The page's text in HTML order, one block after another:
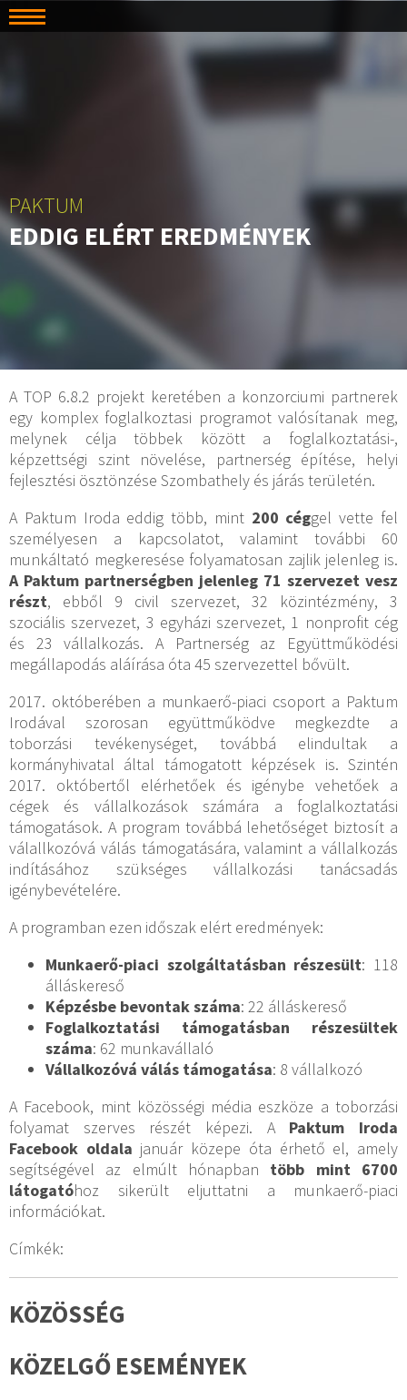
PAKTUM
EDDIG ELÉRT EREDMÉNYEK
A TOP 6.8.2 projekt keretében a konzorciumi partnerek
egy komplex foglalkoztasi programot valósítanak meg,
melynek célja többek között a foglalkoztatási-,
képzettségi szint növelése, partnerség építése, helyi
fejlesztési ösztönzése Szombathely és járás területén.
A Paktum Iroda eddig több, mint 200 céggel vette fel
személyesen a kapcsolatot, valamint további 60
munkáltató megkeresése folyamatosan zajlik jelenleg is.
A Paktum partnerségben jelenleg 71 szervezet vesz
részt, ebből 9 civil szervezet, 32 közintézmény, 3
szociális szervezet, 3 egyházi szervezet, 1 nonprofit cég
és 23 vállalkozás. A Partnerség az Együttműködési
megállapodás aláírása óta 45 szervezettel bővült.
2017. októberében a munkaerő-piaci csoport a Paktum
Irodával szorosan együttműködve megkezdte a
toborzási tevékenységet, továbbá elindultak a
kormányhivatal által támogatott képzések is. Szintén
2017. októbertől elérhetőek és igénybe vehetőek a
cégek és vállalkozások számára a foglalkoztatási
támogatások. A program továbbá lehetőséget biztosít a
válallkozóvá válás támogatására, valamint a vállalkozás
indításához szükséges vállalkozási tanácsadás
igénybevételére.
A programban ezen időszak elért eredmények:
Munkaerő-piaci szolgáltatásban részesült: 118
álláskereső
Képzésbe bevontak száma: 22 álláskereső
Foglalkoztatási támogatásban részesültek
száma: 62 munkavállaló
Vállalkozóvá válás támogatása: 8 vállalkozó
A Facebook, mint közösségi média eszköze a toborzási
folyamat szerves részét képezi. A Paktum Iroda
Facebook oldala január közepe óta érhető el, amely
segítségével az elmúlt hónapban több mint 6700
látogatóhoz sikerült eljuttatni a munkaerő-piaci
információkat.
Címkék:
KÖZÖSSÉG
KÖZELGŐ ESEMÉNYEK